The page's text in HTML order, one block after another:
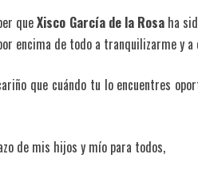
queXisco García de la Rosaha
encima de todo a tranquilizarme y
que cuándo tu lo encuentres
de mis hijos y mío para todos,